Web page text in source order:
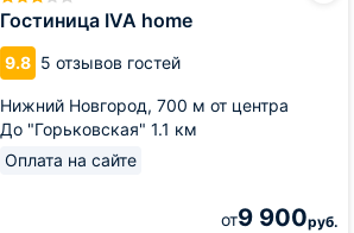
Гостиница IVA home
9.8 5 отзывов гостей
Нижний Новгород, 700 м от центра
До "Горьковская" 1.1 км
Оплата на сайте
от9 900руб.